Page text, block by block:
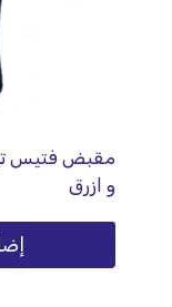
مقبض فتيس
و ازرق